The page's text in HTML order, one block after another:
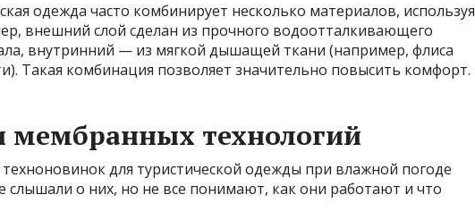
одежда часто комбинирует несколько материалов, используя
внешний слой сделан из прочного водоотталкивающего
внутринний — из мягкой дышащей ткани (например, флиса
Такая комбинация позволяет значительно повысить комфорт.
мембранных технологий
для туристической одежды при влажной погоде
слышали о них, но не все понимают, как они работают и что